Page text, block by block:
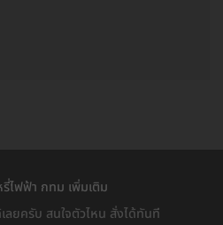
ไฟฟ้า กทม เพิ่มเติม
ลยครับ สนใจตัวไหน สั่งได้ทันที